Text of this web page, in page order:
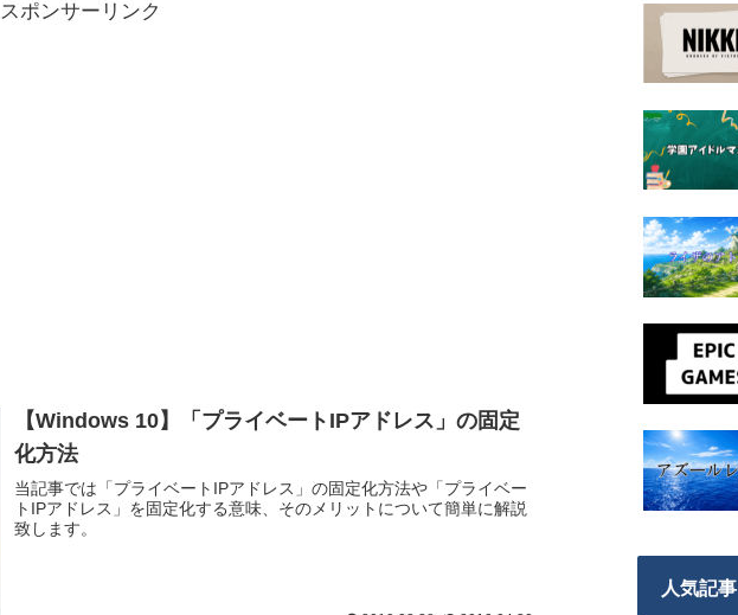
スポンサーリンク
【Windows 10】「プライベートIPアドレス」の固定
化方法
当記事では「プライベートIPアドレス」の固定化方法や「プライベー
トIPアドレス」を固定化する意味、そのメリットについて簡単に解説
致します。
人気記事